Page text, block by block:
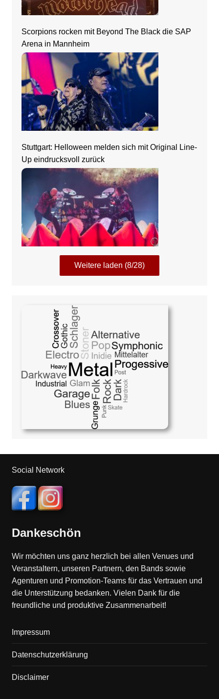
Scorpions rocken mit Beyond The Black die SAP
Arena in Mannheim
Stuttgart: Helloween melden sich mit Original Line-
Up eindrucksvoll zurück
Weitere laden (8/28)
Social Network
Dankeschön
Wir möchten uns ganz herzlich bei allen Venues und
Veranstaltern, unseren Partnern, den Bands sowie
Agenturen und Promotion-Teams für das Vertrauen und
die Unterstützung bedanken. Vielen Dank für die
freundliche und produktive Zusammenarbeit!
Impressum
Datenschutzerklärung
Disclaimer